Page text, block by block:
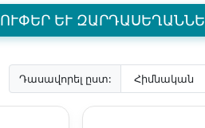
ԵՒ ԶԱՐԴԱՍԵՂԱՆՆԵՐ
Դասավորել ըստ: